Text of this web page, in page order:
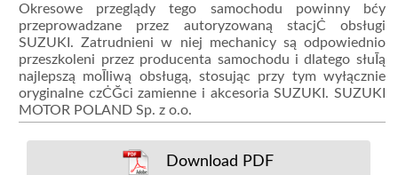
Okresowe przeglądy tego samochodu powinny bćy
przeprowadzane przez autoryzowaną stacjĊ obsługi
SUZUKI. Zatrudnieni w niej mechanicy są odpowiednio
przeszkoleni przez producenta samochodu i dlatego słuĪą
najlepszą moĪliwą obsługą, stosując przy tym wyłącznie
oryginalne czĊĞci zamienne i akcesoria SUZUKI. SUZUKI
MOTOR POLAND Sp. z o.o.
Download PDF